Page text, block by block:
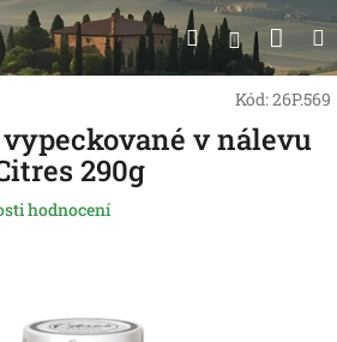
Hledat
Kód:26P.569
v nálevu
290g
hodnocení